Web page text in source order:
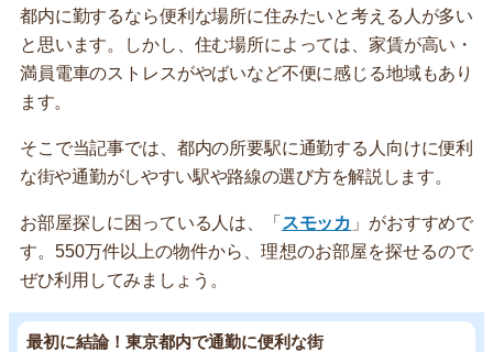
都内に勤するなら便利な場所に住みたいと考える人が多い
と思います。しかし、住む場所によっては、家賃が高い・
満員電車のストレスがやばいなど不便に感じる地域もあり
ます。
そこで当記事では、都内の所要駅に通勤する人向けに便利
な街や通勤がしやすい駅や路線の選び方を解説します。
お部屋探しに困っている人は、「 スモッカ 」がおすすめで
す。550万件以上の物件から、理想のお部屋を探せるので
ぜひ利用してみましょう。
最初に結論！東京都内で通勤に便利な街